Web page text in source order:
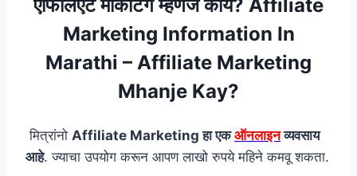
एफिलिएट मार्केटिंग म्हणजे काय? Affiliate
Marketing Information In
Marathi – Affiliate Marketing
Mhanje Kay?
मित्रांनो Affiliate Marketing हा एकऑनलाइनव्यवसाय
आहे. ज्याचा उपयोग करून आपण लाखो रुपये महिने कमवू शकता.